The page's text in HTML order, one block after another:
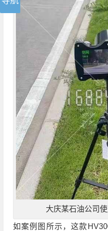
大庆某石油公司
如案例图所示，这款